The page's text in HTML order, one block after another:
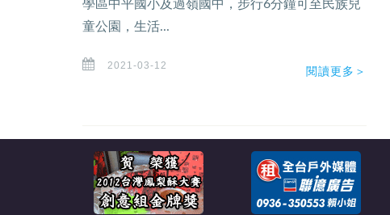
學區中平國小及過嶺國中，步行6分鐘可至民族兒
童公園，生活...
2021-03-12 閱讀更多＞